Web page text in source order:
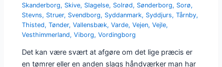
Skanderborg, Skive, Slagelse, Solrød, Sønderborg, Sorø,
Stevns, Struer, Svendborg, Syddanmark, Syddjurs,Tårnby,
Thisted,Tønder,Vallensbæk,Varde,Vejen,Vejle,
Vesthimmerland,Viborg,Vordingborg
Det kan være svært at afgøre om det lige præcis er
en tømrer eller en anden slags håndværker man har